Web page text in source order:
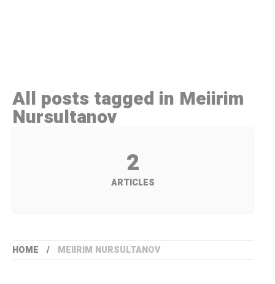
All posts tagged in Meiirim
Nursultanov
2
ARTICLES
HOME MEIIRIM NURSULTANOV